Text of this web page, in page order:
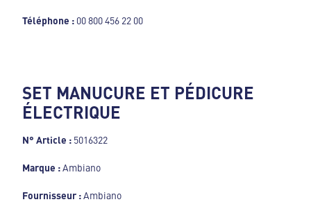
Téléphone : 00 800 456 22 00
SET MANUCURE ET PÉDICURE
ÉLECTRIQUE
N° Article : 5016322
Marque :Ambiano
Fournisseur :Ambiano